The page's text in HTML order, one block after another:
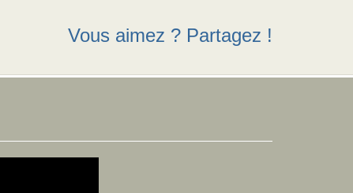
Vous aimez ? Partagez !